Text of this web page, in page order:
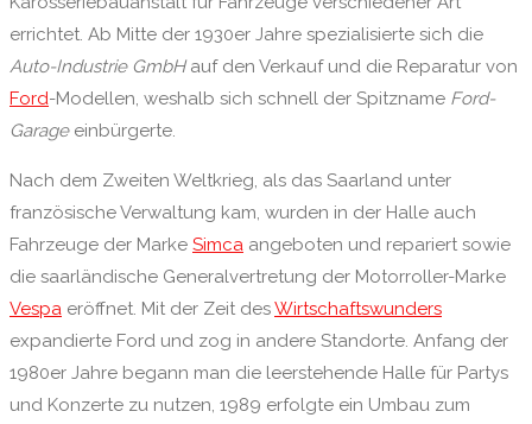
errichtet. Ab Mitte der 1930er Jahre spezialisierte sich die
Auto-Industrie GmbHauf den Verkauf und die Reparatur von
Ford-Modellen, weshalb sich schnell der Spitzname Ford-
Garageeinbürgerte.
Nach dem Zweiten Weltkrieg, als das Saarland unter
französische Verwaltung kam, wurden in der Halle auch
Fahrzeuge der Marke Simca angeboten und repariert sowie
die saarländische Generalvertretung der Motorroller-Marke
Vespa eröffnet. Mit der Zeit desWirtschaftswunders
expandierte Ford und zog in andere Standorte. Anfang der
1980er Jahre begann man die leerstehende Halle für Partys
und Konzerte zu nutzen, 1989 erfolgte ein Umbau zum